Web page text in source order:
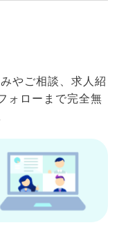
やご相談、求人紹
ォローまで完全無